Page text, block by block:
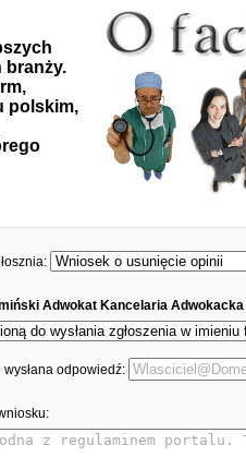
branży.
polskim,
Adwokat Kancelaria Adwokacka
odpowiedź: